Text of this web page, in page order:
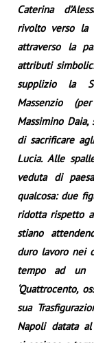
Caterina
rivolto verso la
attraverso la
attributi
supplizio la
Massenzio
Massimino
di sacrificare
Lucia. Alle
veduta di
qualcosa: due
ridotta rispetto
stiano
duro lavoro nei
tempo ad un
‘Quattrocento,
sua
Napoli datata